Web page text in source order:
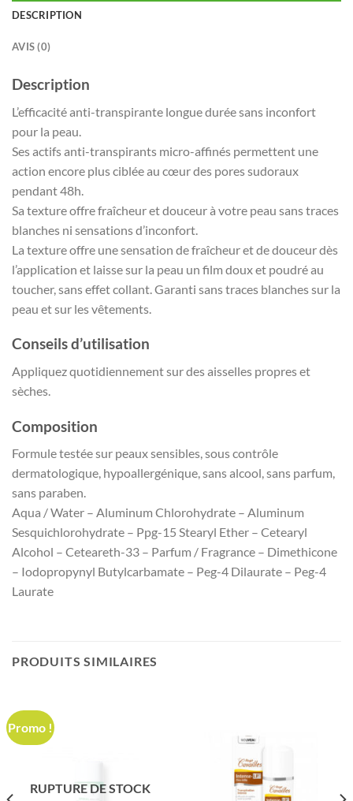
DESCRIPTION
AVIS (0)
Description
L’efficacité anti-transpirante longue durée sans inconfort
pour la peau.
Ses actifs anti-transpirants micro-affinés permettent une
action encore plus ciblée au cœur des pores sudoraux
pendant 48h.
Sa texture offre fraîcheur et douceur à votre peau sans traces
blanches ni sensations d’inconfort.
La texture offre une sensation de fraîcheur et de douceur dès
l’application et laisse sur la peau un film doux et poudré au
toucher, sans effet collant. Garanti sans traces blanches sur la
peau et sur les vêtements.
Conseils d’utilisation
Appliquez quotidiennement sur des aisselles propres et
sèches.
Composition
Formule testée sur peaux sensibles, sous contrôle
dermatologique, hypoallergénique, sans alcool, sans parfum,
sans paraben.
Aqua / Water – Aluminum Chlorohydrate – Aluminum
Sesquichlorohydrate – Ppg-15 Stearyl Ether – Cetearyl
Alcohol – Ceteareth-33 – Parfum / Fragrance – Dimethicone
– Iodopropynyl Butylcarbamate – Peg-4 Dilaurate – Peg-4
Laurate
PRODUITS SIMILAIRES
Promo !
RUPTURE DE STOCK